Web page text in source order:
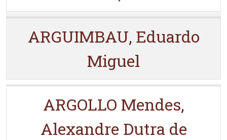
ARGUIMBAU, Eduardo
Miguel
ARGOLLO Mendes,
Alexandre Dutra de